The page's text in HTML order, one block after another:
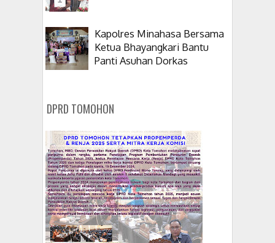
Kapolres Minahasa Bersama
Ketua Bhayangkari Bantu
Panti Asuhan Dorkas
DPRD TOMOHON